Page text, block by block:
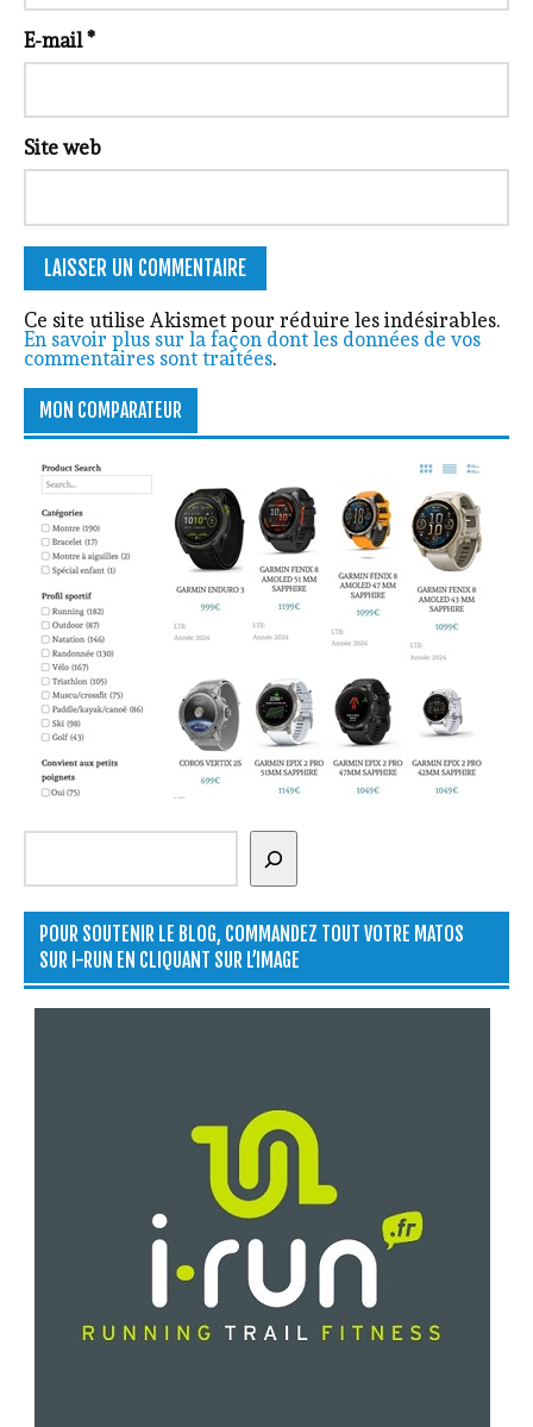
E-mail*
Site web
Ce site utilise Akismet pour réduire les indésirables.
En savoir plus sur la façon dont les données de vos
commentaires sont traitées.
MON COMPARATEUR
Rechercher
POUR SOUTENIR LE BLOG, COMMANDEZ TOUT VOTRE MATOS
SUR I-RUN EN CLIQUANT SUR L’IMAGE